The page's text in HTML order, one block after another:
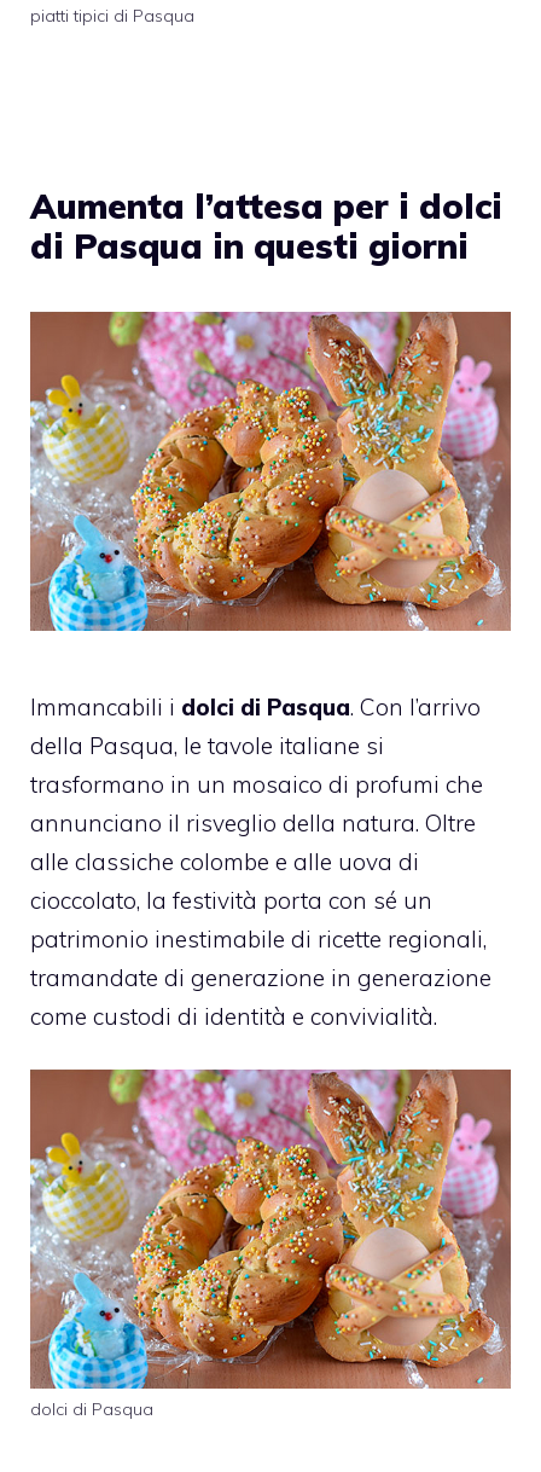
piatti tipici di Pasqua
Aumenta l’attesa per i dolci
di Pasqua in questi giorni
Immancabili i dolci di Pasqua. Con l’arrivo
della Pasqua, le tavole italiane si
trasformano in un mosaico di profumi che
annunciano il risveglio della natura. Oltre
alle classiche colombe e alle uova di
cioccolato, la festività porta con sé un
patrimonio inestimabile di ricette regionali,
tramandate di generazione in generazione
come custodi di identità e convivialità.
dolci di Pasqua